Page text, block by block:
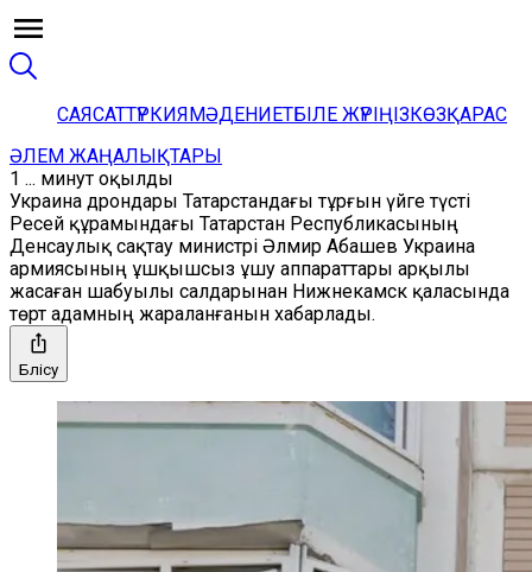
САЯСАТТҮРКИЯМӘДЕНИЕТБІЛЕ ЖҮРІҢІЗКӨЗҚАРАС
ӘЛЕМ ЖАҢАЛЫҚТАРЫ
1 ... минут оқылды
Украина дрондары Татарстандағы тұрғын үйге түсті
Ресей құрамындағы Татарстан Республикасының
Денсаулық сақтау министрі Әлмир Абашев Украина
армиясының ұшқышсыз ұшу аппараттары арқылы
жасаған шабуылы салдарынан Нижнекамск қаласында
төрт адамның жараланғанын хабарлады.
Бөлісу